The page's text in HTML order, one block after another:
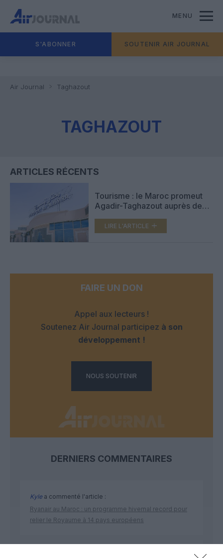
MENU
S'ABONNER SOUTENIR AIR JOURNAL
Air Journal Taghazout
TAGHAZOUT
ARTICLES RÉCENTS
Tourisme : le Maroc promeut
Agadir-Taghazout auprès des
LIRE L'ARTICLE
FAIRE UN DON
Appel aux lecteurs !
Soutenez Air Journal participez à son
développement !
NOUS SOUTENIR
DERNIERS COMMENTAIRES
Kylea commenté l'article :
Ryanair au Maroc : un programme hivernal record pour
relier le Royaume à 14 pays européens